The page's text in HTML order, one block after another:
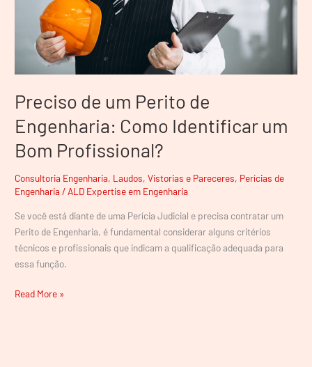
Preciso de um Perito de
Engenharia: Como Identificar um
Bom Profissional?
Consultoria Engenharia, Laudos, Vistorias e Pareceres, Perícias de
Engenharia / ALD Expertise em Engenharia
Se você está diante de uma Perícia Judicial e precisa contratar um
Perito de Engenharia, é fundamental considerar alguns critérios
técnicos e profissionais que indicam a qualificação adequada para
essa função.
Identificar
Profissional?
Read More »